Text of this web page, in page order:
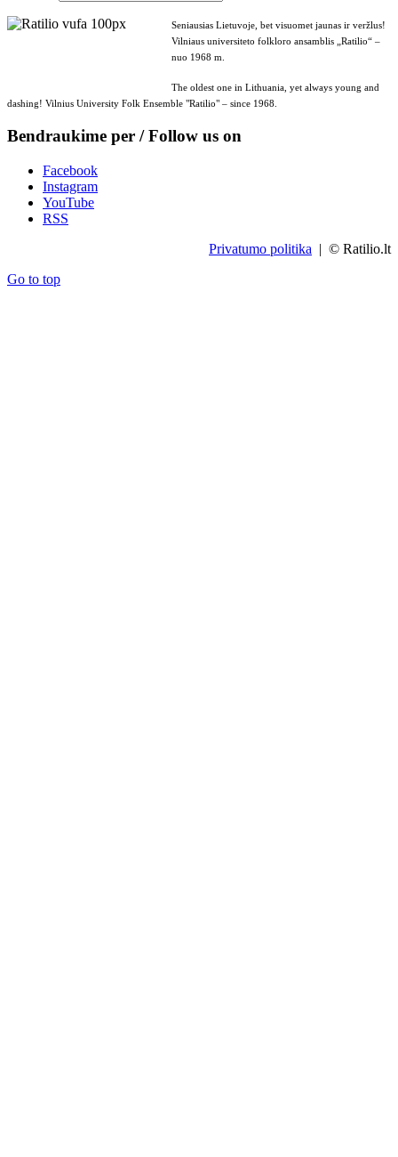
Seniausias Lietuvoje, bet visuomet jaunas ir veržlus!
Vilniaus universiteto folkloro ansamblis „Ratilio“ –
nuo 1968 m.
The oldest one in Lithuania, yet always young and
dashing! Vilnius University Folk Ensemble "Ratilio" – since 1968.
Bendraukime per / Follow us on
Facebook
Instagram
YouTube
RSS
Privatumo politika | © Ratilio.lt
Go to top